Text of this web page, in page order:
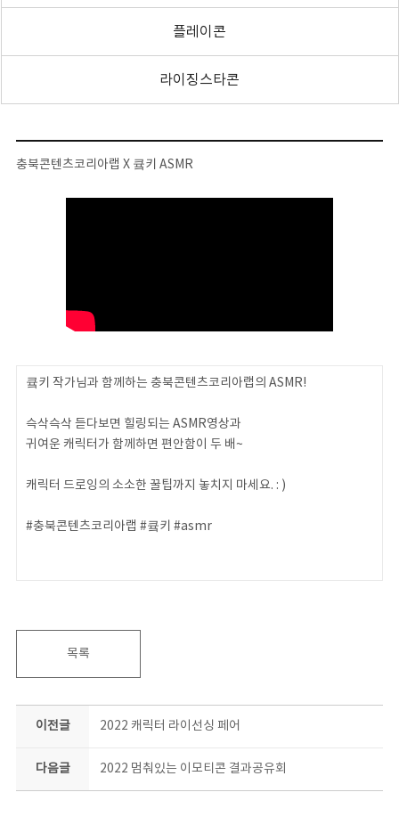
플레이콘
라이징스타콘
충북콘텐츠코리아랩 X 큨키 ASMR
큨키 작가님과 함께하는 충북콘텐츠코리아랩의 ASMR!
슥삭슥삭 듣다보면 힐링되는 ASMR영상과
귀여운 캐릭터가 함께하면 편안함이 두 배~
캐릭터 드로잉의 소소한 꿀팁까지 놓치지 마세요. : )
#충북콘텐츠코리아랩 #큨키 #asmr
목록
이전글 2022 캐릭터 라이선싱 페어
다음글 2022 멈춰있는 이모티콘 결과공유회